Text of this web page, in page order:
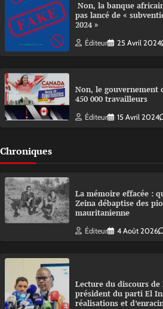
Non, la banque
pas lancé de «
2024 »
Éditeur 25 Avril 2024
Non, le gouvernement
450 000 travailleurs
Éditeur 15 Avril 2024
Chroniques
La mémoire effacée :
Zeina débaptise des
mauritanienne
Éditeur 4 Août 2026
Lecture du discours de
président du parti El
réalisations et